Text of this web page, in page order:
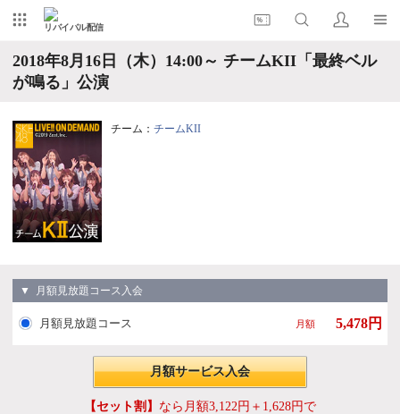
リバイバル配信
2018年8月16日（木）14:00～ チームKII「最終ベル
が鳴る」公演
チーム： チームKII
▼ 月額見放題コース入会
月額見放題コース 月額 5,478円
月額サービス入会
【セット割】 なら月額3,122円＋1,628円で